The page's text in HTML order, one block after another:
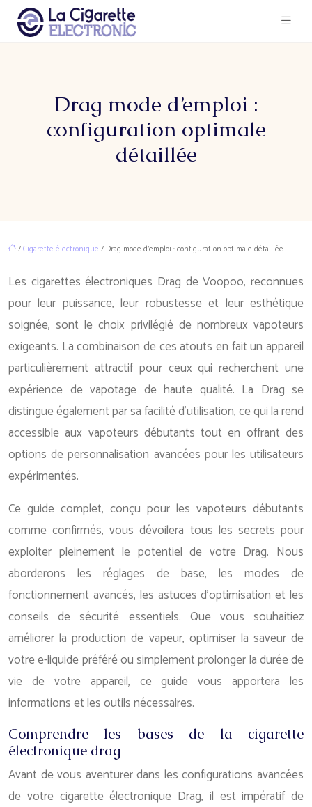
Drag mode d’emploi :
configuration optimale
détaillée
/Cigarette électronique / Drag mode d’emploi : configuration optimale détaillée
Les cigarettes électroniques Drag de Voopoo, reconnues
pour leur puissance, leur robustesse et leur esthétique
soignée, sont le choix privilégié de nombreux vapoteurs
exigeants. La combinaison de ces atouts en fait un appareil
particulièrement attractif pour ceux qui recherchent une
expérience de vapotage de haute qualité. La Drag se
distingue également par sa facilité d’utilisation, ce qui la rend
accessible aux vapoteurs débutants tout en offrant des
options de personnalisation avancées pour les utilisateurs
expérimentés.
Ce guide complet, conçu pour les vapoteurs débutants
comme confirmés, vous dévoilera tous les secrets pour
exploiter pleinement le potentiel de votre Drag. Nous
aborderons les réglages de base, les modes de
fonctionnement avancés, les astuces d’optimisation et les
conseils de sécurité essentiels. Que vous souhaitiez
améliorer la production de vapeur, optimiser la saveur de
votre e-liquide préféré ou simplement prolonger la durée de
vie de votre appareil, ce guide vous apportera les
informations et les outils nécessaires.
Comprendre les bases de la cigarette
électronique drag
Avant de vous aventurer dans les configurations avancées
de votre cigarette électronique Drag, il est impératif de